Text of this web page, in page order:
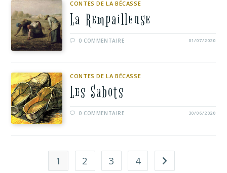
CONTES DE LA BÉCASSE
La Rempailleuse
0 COMMENTAIRE 01/07/2020
CONTES DE LA BÉCASSE
Les Sabots
0 COMMENTAIRE 30/06/2020
1 2 3 4